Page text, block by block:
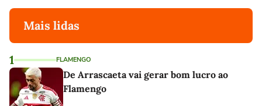
Mais lidas
1 FLAMENGO
De Arrascaeta vai gerar bom lucro ao
Flamengo